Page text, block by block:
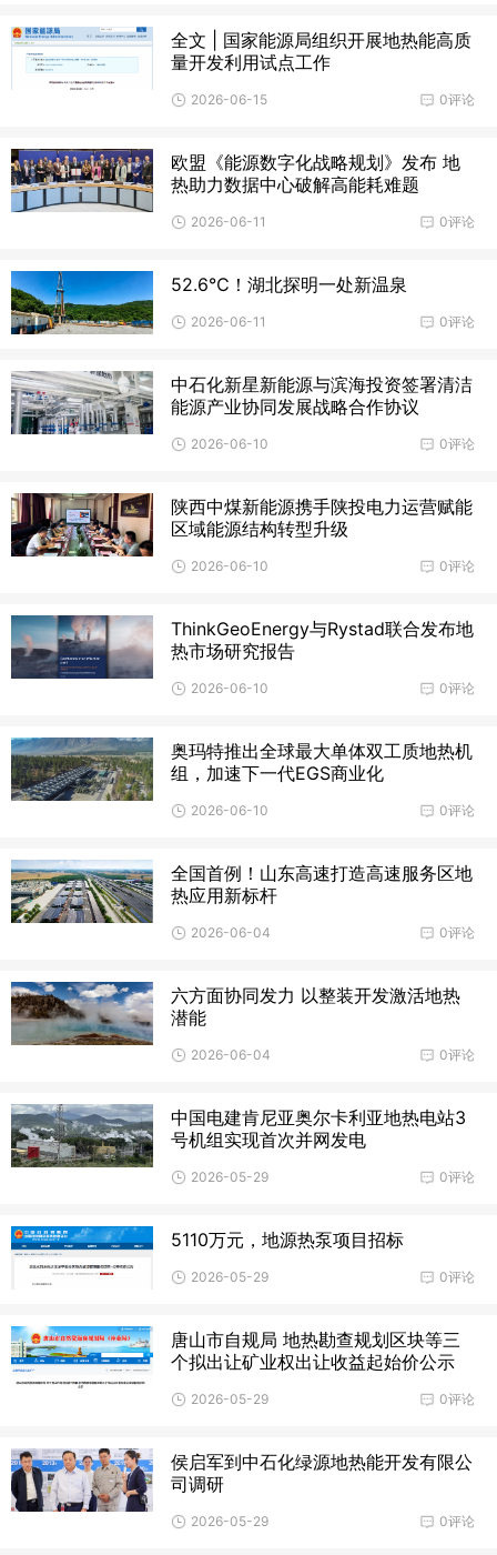
全文 | 国家能源局组织开展地热能高质
量开发利用试点工作
0评论
2026-06-15
欧盟《能源数字化战略规划》发布 地
热助力数据中心破解高能耗难题
0评论
2026-06-11
52.6℃！湖北探明一处新温泉
0评论
2026-06-11
中石化新星新能源与滨海投资签署清洁
能源产业协同发展战略合作协议
0评论
2026-06-10
陕西中煤新能源携手陕投电力运营赋能
区域能源结构转型升级
0评论
2026-06-10
ThinkGeoEnergy与Rystad联合发布地
热市场研究报告
0评论
2026-06-10
奥玛特推出全球最大单体双工质地热机
组，加速下一代EGS商业化
0评论
2026-06-10
全国首例！山东高速打造高速服务区地
热应用新标杆
0评论
2026-06-04
六方面协同发力 以整装开发激活地热
潜能
0评论
2026-06-04
中国电建肯尼亚奥尔卡利亚地热电站3
号机组实现首次并网发电
0评论
2026-05-29
5110万元，地源热泵项目招标
0评论
2026-05-29
唐山市自规局 地热勘查规划区块等三
个拟出让矿业权出让收益起始价公示
0评论
2026-05-29
侯启军到中石化绿源地热能开发有限公
司调研
0评论
2026-05-29